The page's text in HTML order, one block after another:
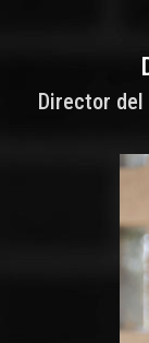
Director del